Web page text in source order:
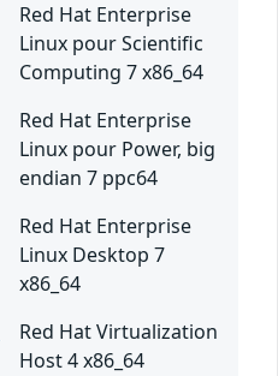
Red Hat Enterprise
Linux pour Scientific
Computing 7 x86_64
Red Hat Enterprise
Linux pour Power, big
endian 7 ppc64
Red Hat Enterprise
Linux Desktop 7
x86_64
Red Hat Virtualization
Host 4 x86_64